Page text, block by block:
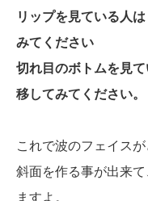
リップを見ている人
みてください
切れ目のボトムを見
移してみてください。
これで波のフェイス
斜面を作る事が出来
ますよ。